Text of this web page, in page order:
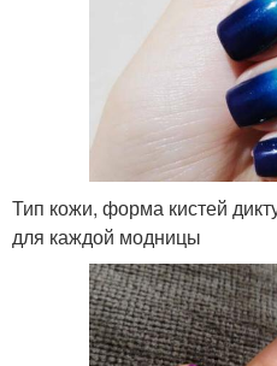
Тип кожи, форма кистей
для каждой модницы